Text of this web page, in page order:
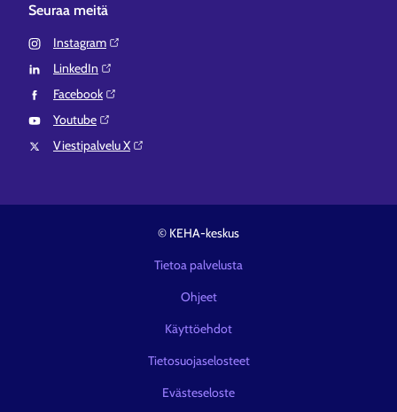
Seuraa meitä
Instagram⁠
LinkedIn⁠
Facebook⁠
Youtube⁠
Viestipalvelu X⁠
© KEHA-keskus
Tietoa palvelusta
Ohjeet
Käyttöehdot
Tietosuojaselosteet
Evästeseloste